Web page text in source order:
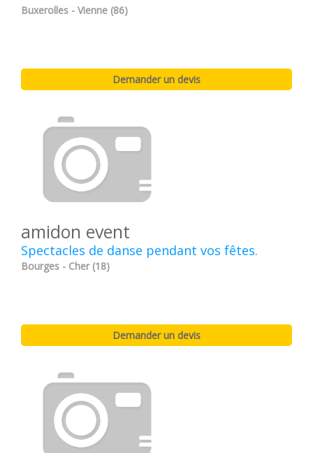
Buxerolles - Vienne (86)
amidon event
Spectacles de danse pendant vos fêtes.
Bourges - Cher (18)